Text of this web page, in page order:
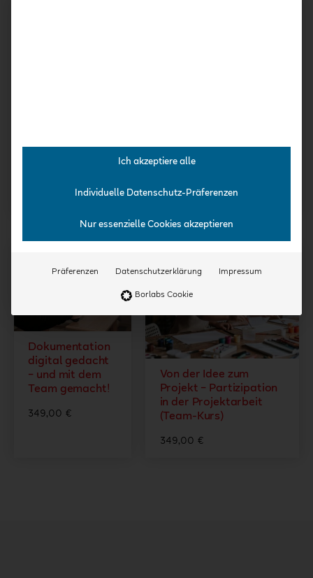
Sprache
– planen, gestalten und
im Kita-Alltag
349,00€
Dokumentation
digital gedacht
– und mit dem
Team gemacht!
349,00 €
Von der Idee zum
Projekt – Partizipation
in der Projektarbeit
(Team-Kurs)
349,00 €
Ich akzeptiere alle
Individuelle Datenschutz-Präferenzen
Nur essenzielle Cookies akzeptieren
Präferenzen Datenschutzerklärung Impressum
Borlabs Cookie